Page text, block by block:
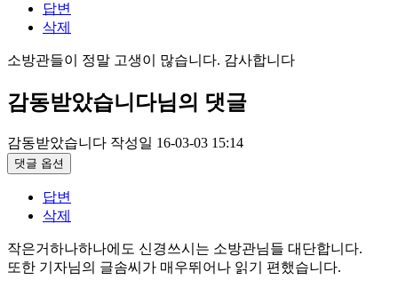
답변
삭제
소방관들이 정말 고생이 많습니다. 감사합니다
감동받았습니다님의 댓글
감동받았습니다 작성일 16-03-03 15:14
댓글 옵션
답변
삭제
작은거하나하나에도 신경쓰시는 소방관님들 대단합니다.
또한 기자님의 글솜씨가 매우뛰어나 읽기 편했습니다.